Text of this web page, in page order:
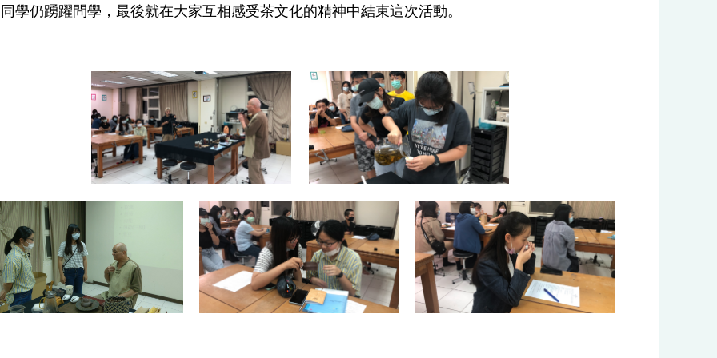
學仍踴躍問學 ，最後就在大家互相感受茶文化的精神中結束這次活動。